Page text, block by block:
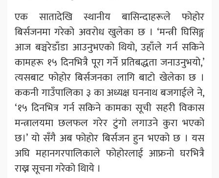
एक सातादेखि स्थानीय बासिन्दाहरूले फोहोर
बिर्सजनमा गरेको अवरोध खुलेका छ । ‘मन्त्री घिसिङ्ग
आज बञ्चरेडाँडा आउनुभएको थियो, उहाँले गर्न सकिने
कामहरू १५ दिनभित्रै पूरा गर्ने प्रतिबद्धता जनाउनुभयो,’
त्यसबाट फोहोर बिर्सजनका लागि बाटो खेलेका छ ।
ककनी गाउँपालिका ३ का अध्यक्ष घननाथ बजगाईले ने,
‘१५ दिनभित्र गर्न सकिने कामका सूची सहरी विकास
मन्त्रालयमा छलफल गरेर टुंगो लगाउने कुरा भएको
छ।’ यो सँगै अब फोहोर बिर्सजन हुन भएको छ । यस
अघि महानगरपालिकाले फोहोरलाई आफ्रनो घरभित्रै
राख्न सूचना गरेको थिाये ।